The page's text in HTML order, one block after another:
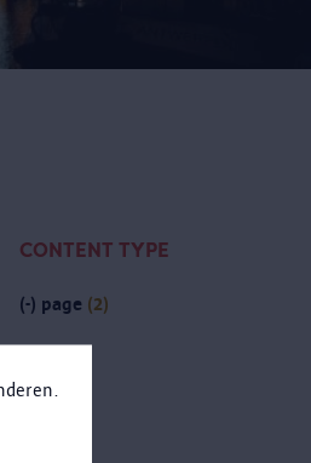
CONTENT TYPE
(-) page (2)